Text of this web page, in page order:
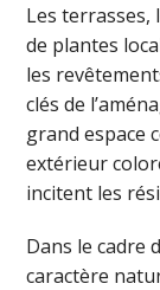
Les terrasses,
de plantes
les
clés de
grand espace
extérieur
incitent les
Dans le cadre
caractère